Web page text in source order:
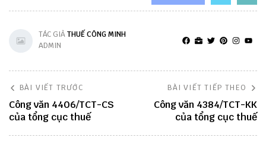
TÁC GIẢTHUẾ CÔNG MINH
ADMIN
BÀI VIẾT TRƯỚC
Công văn 4406/TCT-CS
của tổng cục thuế
BÀI VIẾT TIẾP THEO
Công văn 4384/TCT-KK
của tổng cục thuế